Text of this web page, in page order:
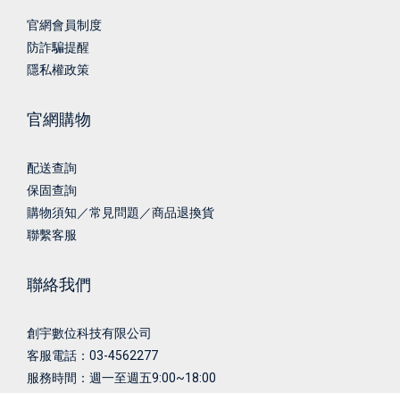
官網會員制度
防詐騙提醒
隱私權政策
官網購物
配送查詢
保固查詢
購物須知／常見問題／商品退換貨
聯繫客服
聯絡我們
創宇數位科技有限公司
客服電話：03-4562277
服務時間：週一至週五9:00~18:00